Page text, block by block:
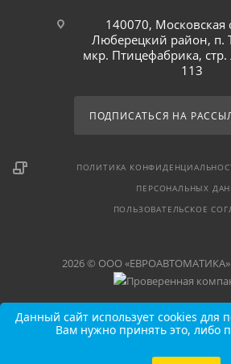
140070, Московская
Люберецкий район, п.
мкр. Птицефабрика,
113
ПОДПИСАТЬСЯ НА
ПОЛИТИКА
ПЕРСОНАЛЬНЫХ
ПОЛЬЗОВАТЕЛЬСКОЕ
2026 © ООО
Данный сайт использует cookies для
Вам нужно принять это, либо